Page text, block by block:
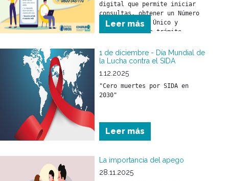
digital que permite iniciar
consultas, obtener un Número
de Seguimiento Único y
monitorear cada trámite
transparencia y mejor
atención para todos los
Leer más
1 de diciembre - Día Mundial de
la Lucha contra el SIDA
1.12.2025
"Cero muertes por SIDA en
2030"
Leer más
La importancia del apego
28.11.2025